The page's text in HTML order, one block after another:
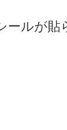
ールが